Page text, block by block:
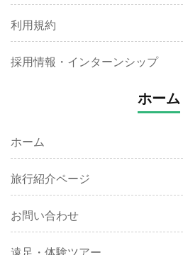
利用規約
採用情報・インターンシップ
ホーム
ホーム
旅行紹介ページ
お問い合わせ
遠足・体験ツアー